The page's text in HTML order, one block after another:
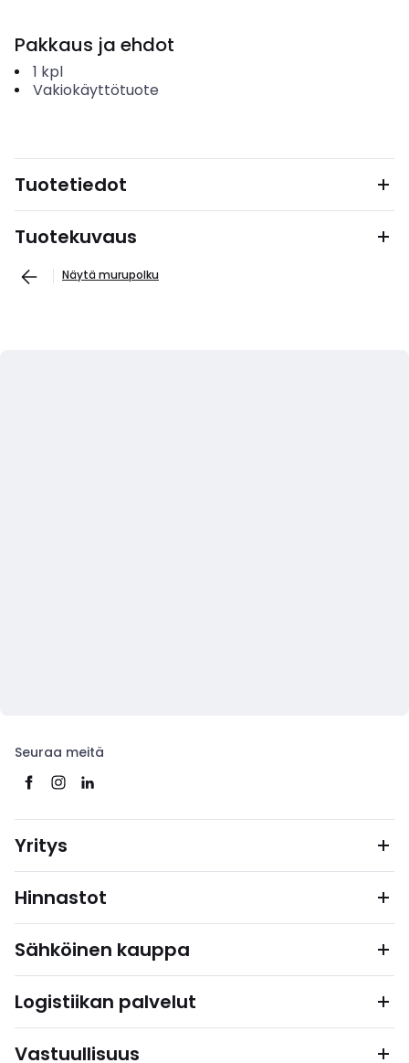
Pakkaus ja ehdot
1 kpl
Vakiokäyttötuote
Tuotetiedot
Tuotekuvaus
Näytä murupolku
Seuraa meitä
Yritys
Hinnastot
Sähköinen kauppa
Logistiikan palvelut
Vastuullisuus